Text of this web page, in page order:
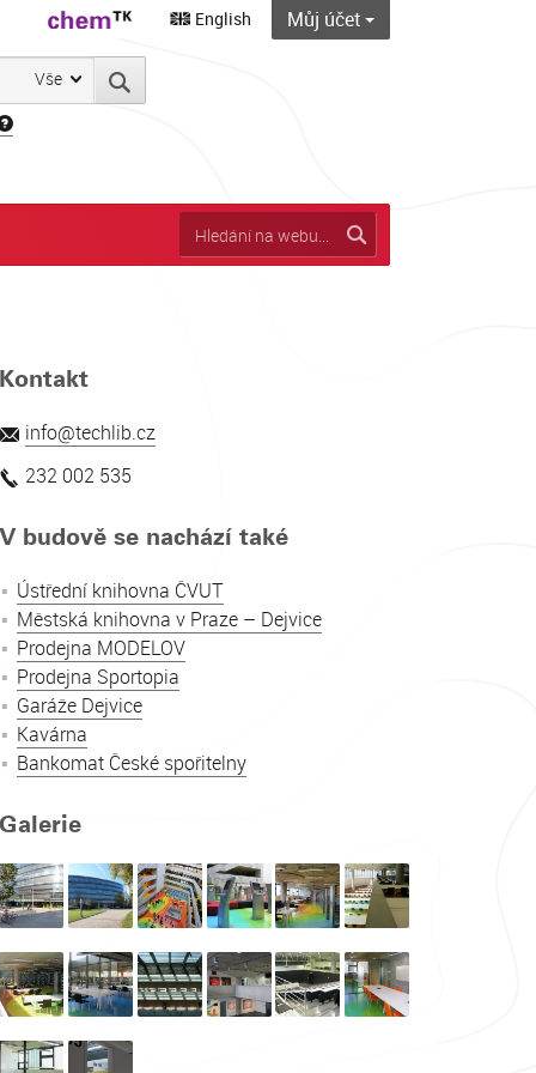
Vše
English Můj účet
Kontakt
info@techlib.cz
232 002 535
V budově se nachází také
Ústřední knihovna ČVUT
Městská knihovna v Praze – Dejvice
Prodejna MODELOV
Prodejna Sportopia
Garáže Dejvice
Kavárna
Bankomat České spořitelny
Galerie